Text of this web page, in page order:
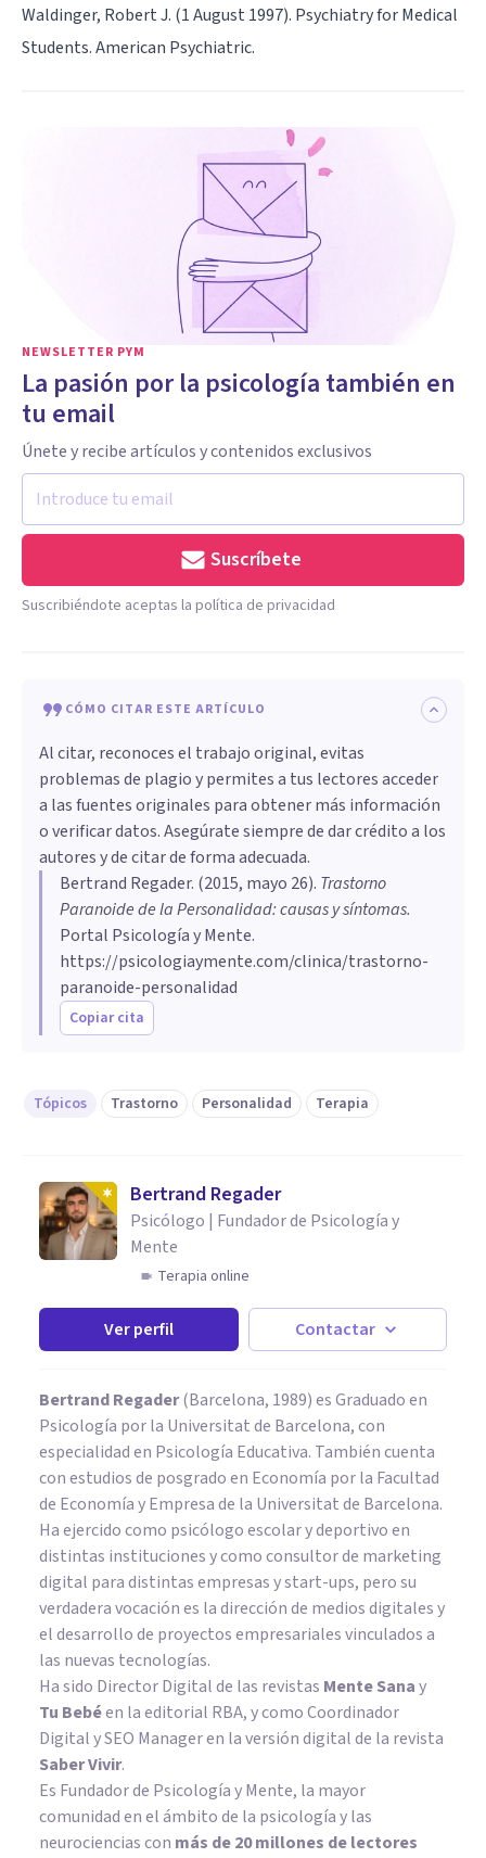
Waldinger, Robert J. (1 August 1997). Psychiatry for Medical
Students. American Psychiatric.
NEWSLETTER PYM
La pasión por la psicología también en
tu email
Únete y recibe artículos y contenidos exclusivos
Suscríbete
Suscribiéndote aceptas la política de privacidad
CÓMO CITAR ESTE ARTÍCULO
Al citar, reconoces el trabajo original, evitas
problemas de plagio y permites a tus lectores acceder
a las fuentes originales para obtener más información
o verificar datos. Asegúrate siempre de dar crédito a los
autores y de citar de forma adecuada.
Bertrand Regader. (2015, mayo 26). Trastorno
Paranoide de la Personalidad: causas y síntomas.
Portal Psicología y Mente.
https://psicologiaymente.com/clinica/trastorno-
paranoide-personalidad
Copiar cita
Tópicos Trastorno Personalidad Terapia
Bertrand Regader
Psicólogo | Fundador de Psicología y
Mente
Terapia online
Ver perfil Contactar
Bertrand Regader(Barcelona, 1989) es Graduado en
Psicología por la Universitat de Barcelona, con
especialidad en Psicología Educativa. También cuenta
con estudios de posgrado en Economía por la Facultad
de Economía y Empresa de la Universitat de Barcelona.
Ha ejercido como psicólogo escolar y deportivo en
distintas instituciones y como consultor de marketing
digital para distintas empresas y start-ups, pero su
verdadera vocación es la dirección de medios digitales y
el desarrollo de proyectos empresariales vinculados a
las nuevas tecnologías.
Ha sido Director Digital de las revistas Mente Sanay
Tu Bebéen la editorial RBA, y como Coordinador
Digital y SEO Manager en la versión digital de la revista
Saber Vivir.
Es Fundador de Psicología y Mente, la mayor
comunidad en el ámbito de la psicología y las
neurociencias con más de 20 millones de lectores